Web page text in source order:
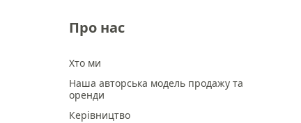
Про нас
Хто ми
Наша авторська модель продажу та
оренди
Керівництво